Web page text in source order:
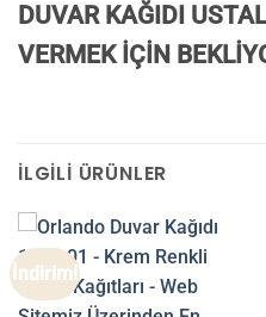
DUVAR KAĞIDI
VERMEK İÇİN
İLGILI ÜRÜNLER
İndirim!